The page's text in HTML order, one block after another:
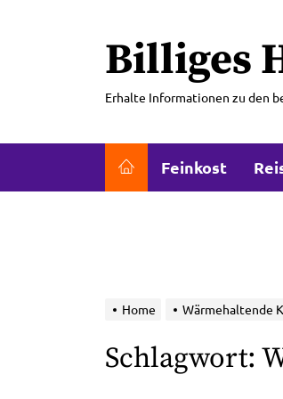
Billiges
Erhalte Informationen zu den
Feinkost
Home Wärmehaltende
Schlagwort: